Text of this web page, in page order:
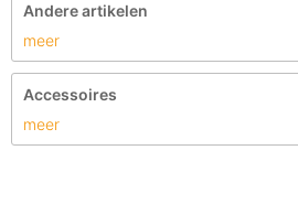
Andere artikelen
meer
Accessoires
meer